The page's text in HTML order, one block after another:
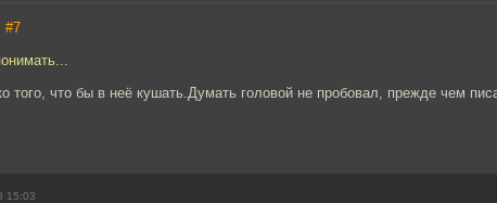
#7
того, что бы в неё кушать.Думать головой не пробовал, прежде чем
15:03